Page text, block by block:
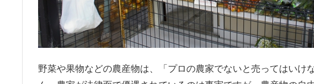
野菜や果物などの農産物は、「プロの農家でないと売ってはいけ